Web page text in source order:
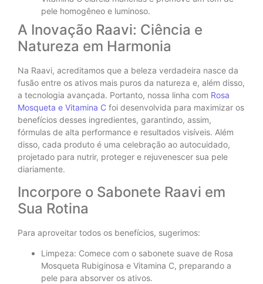
pele homogêneo e luminoso.
A Inovação Raavi: Ciência e
Natureza em Harmonia
Na Raavi, acreditamos que a beleza verdadeira nasce da
fusão entre os ativos mais puros da natureza e, além disso,
a tecnologia avançada. Portanto, nossa linha com Rosa
Mosqueta e Vitamina C foi desenvolvida para maximizar os
benefícios desses ingredientes, garantindo, assim,
fórmulas de alta performance e resultados visíveis. Além
disso, cada produto é uma celebração ao autocuidado,
projetado para nutrir, proteger e rejuvenescer sua pele
diariamente.
Incorpore o Sabonete Raavi em
Sua Rotina
Para aproveitar todos os benefícios, sugerimos:
Limpeza: Comece com o sabonete suave de Rosa
Mosqueta Rubiginosa e Vitamina C, preparando a
pele para absorver os ativos.